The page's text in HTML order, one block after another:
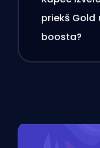
priekš Gold
boosta?